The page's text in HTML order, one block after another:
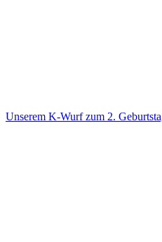
Unse­rem K-Wurf zum 2.